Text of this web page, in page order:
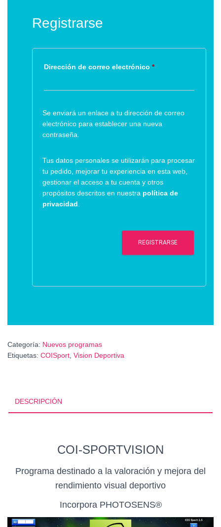
Registrarse
Dirección de correo electrónico *Obligatorio
Se enviará un enlace a tu dirección de correo
electrónico para establecer una nueva
contraseña.
Tus datos personales se utilizarán para procesar
tu pedido, mejorar tu experiencia en esta web,
gestionar el acceso a tu cuenta y otros
propósitos descritos en nuestra política de
privacidad
REGISTRARSE
Categoría: Nuevos programas
Etiquetas: COISport Vision Deportiva
DESCRIPCIÓN
COI-SPORTVISION
Programa destinado a la valoración y mejora del
rendimiento visual deportivo
Incorpora PHOTOSENS®